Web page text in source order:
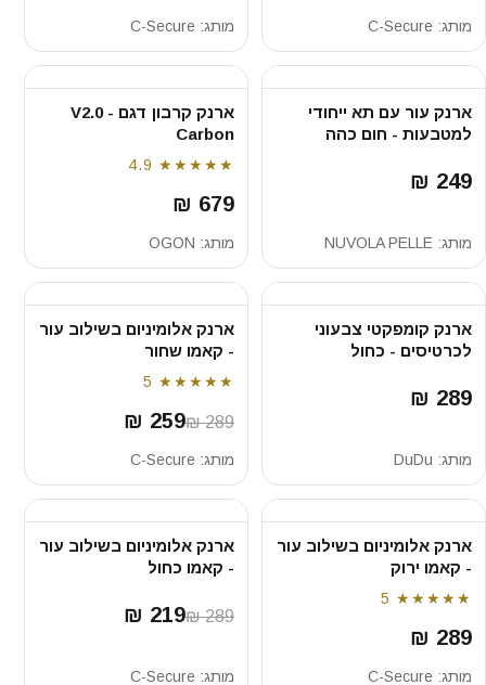
מותג: C-Secure מותג: C-Secure
ארנק עור עם תא ייחודי
למטבעות - חום כהה
249 ₪
מותג: NUVOLA PELLE
ארנק קרבון דגם V2.0 -
Carbon
★★★★★
4.9
679 ₪
מותג: OGON
ארנק קומפקטי צבעוני
לכרטיסים - כחול
289 ₪
מותג: DuDu
ארנק אלומיניום בשילוב עור
- קאמו שחור
★★★★★
5
289 ₪
259 ₪
מותג: C-Secure
ארנק אלומיניום בשילוב עור
- קאמו ירוק
★★★★★
5
289 ₪
מותג: C-Secure
ארנק אלומיניום בשילוב עור
- קאמו כחול
289 ₪
219 ₪
מותג: C-Secure